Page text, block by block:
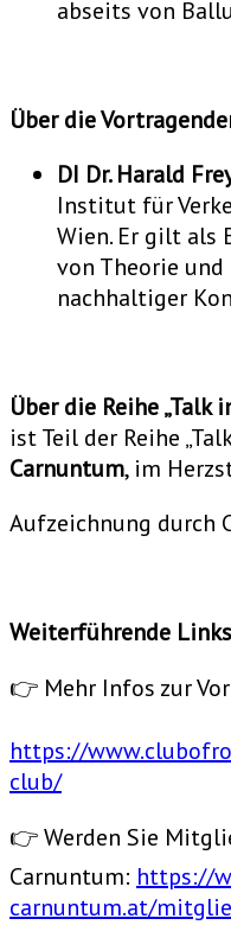
abseits von
Über die
DI Dr. Harald
Institut für
Wien. Er gilt als
von Theorie
nachhaltiger
Über die Reihe „Talk
ist Teil der Reihe
Carnuntum, im
Aufzeichnung durch
Weiterführende
👉 Mehr Infos zur
https://
club/
👉 Werden Sie
Carnuntum: https://
carnuntum.at/